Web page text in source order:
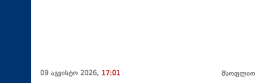
09 აგვისტო 2026, 17:01 მსოფლიო